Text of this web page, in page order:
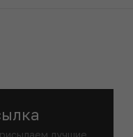
лучшие